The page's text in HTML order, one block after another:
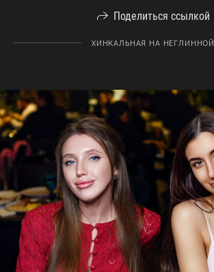
Поделиться ссылкой
ХИНКАЛЬНАЯ НА НЕГЛИННОЙ